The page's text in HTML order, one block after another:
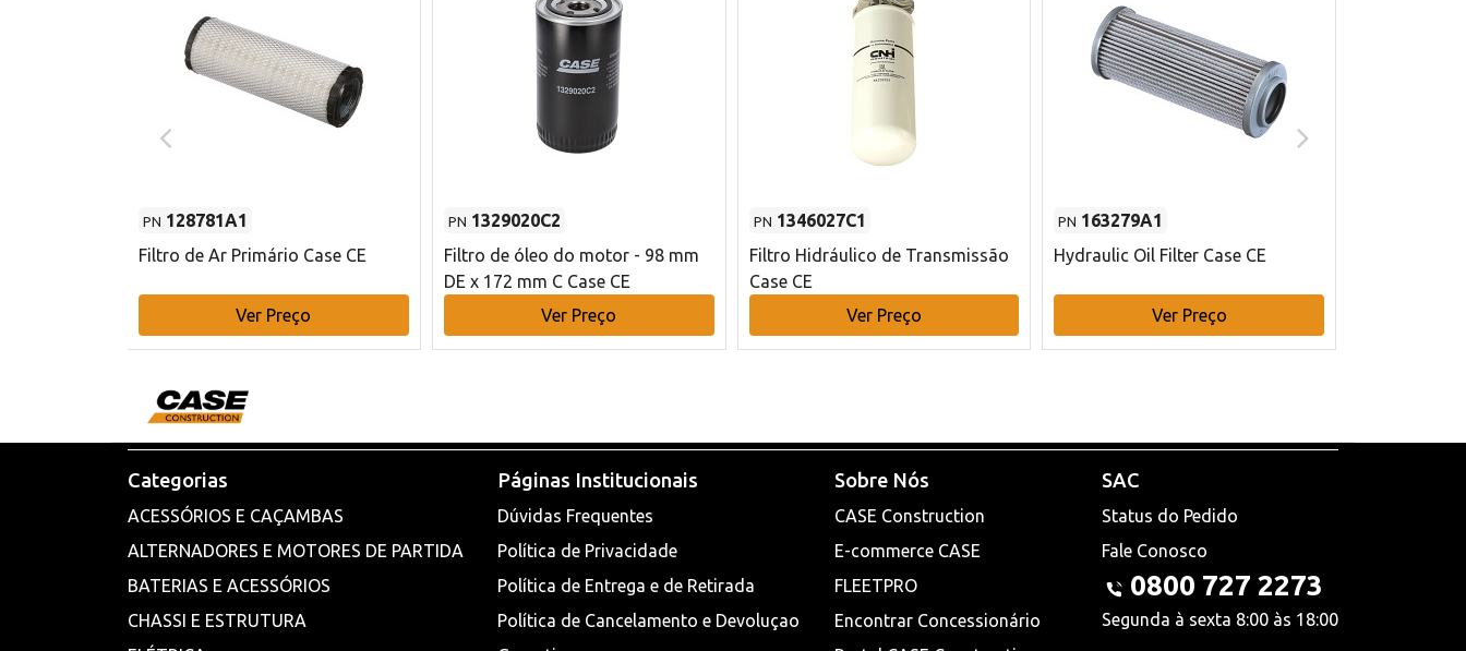
PN 128781A1
Filtro de Ar Primário Case CE
Ver Preço
PN 1329020C2
Filtro de óleo do motor - 98 mm
DE x 172 mm C Case CE
Ver Preço
PN 1346027C1
Filtro Hidráulico de Transmissão
Case CE
Ver Preço
PN 163279A1
Hydraulic Oil Filter Case CE
Ver Preço
Categorias
ACESSÓRIOS E CAÇAMBAS
ALTERNADORES E MOTORES DE PARTIDA
BATERIAS E ACESSÓRIOS
CHASSI E ESTRUTURA
Páginas Institucionais
Dúvidas Frequentes
Política de Privacidade
Política de Entrega e de Retirada
Política de Cancelamento e Devoluçao
Sobre Nós
CASE Construction
E-commerce CASE
FLEETPRO
Encontrar Concessionário
SAC
Status do Pedido
Fale Conosco
0800 727 2273
Segunda à sexta 8:00 às 18:00